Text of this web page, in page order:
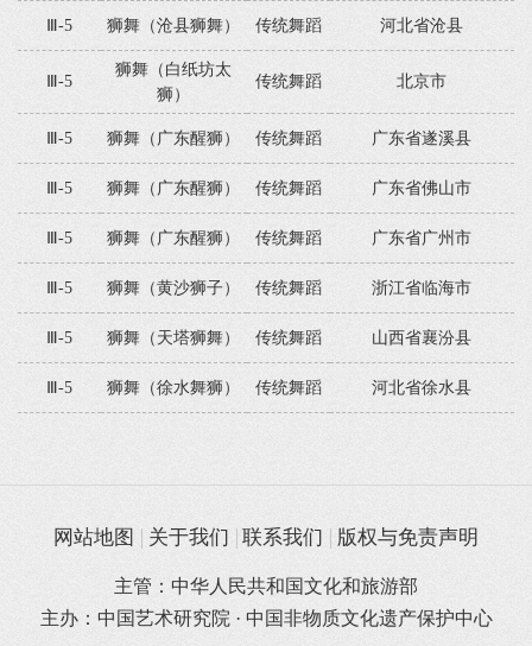
Ⅲ-5 狮舞（沧县狮舞） 传统舞蹈 河北省沧县
Ⅲ-5
狮舞（白纸坊太
狮）
传统舞蹈 北京市
Ⅲ-5 狮舞（广东醒狮） 传统舞蹈 广东省遂溪县
Ⅲ-5 狮舞（广东醒狮） 传统舞蹈 广东省佛山市
Ⅲ-5 狮舞（广东醒狮） 传统舞蹈 广东省广州市
Ⅲ-5 狮舞（黄沙狮子） 传统舞蹈 浙江省临海市
Ⅲ-5 狮舞（天塔狮舞） 传统舞蹈 山西省襄汾县
Ⅲ-5 狮舞（徐水舞狮） 传统舞蹈 河北省徐水县
网站地图 关于我们 联系我们 版权与免责声明
主管：中华人民共和国文化和旅游部
主办：中国艺术研究院 · 中国非物质文化遗产保护中心